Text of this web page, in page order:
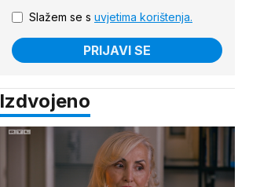
Slažem se s uvjetima korištenja.
PRIJAVI SE
Izdvojeno